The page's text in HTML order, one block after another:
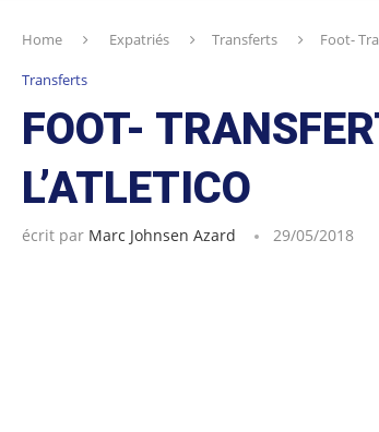
Home Expatriés Transferts Foot-
Transferts
FOOT-
L’ATLETICO
écrit par Marc Johnsen Azard 29/05/2018